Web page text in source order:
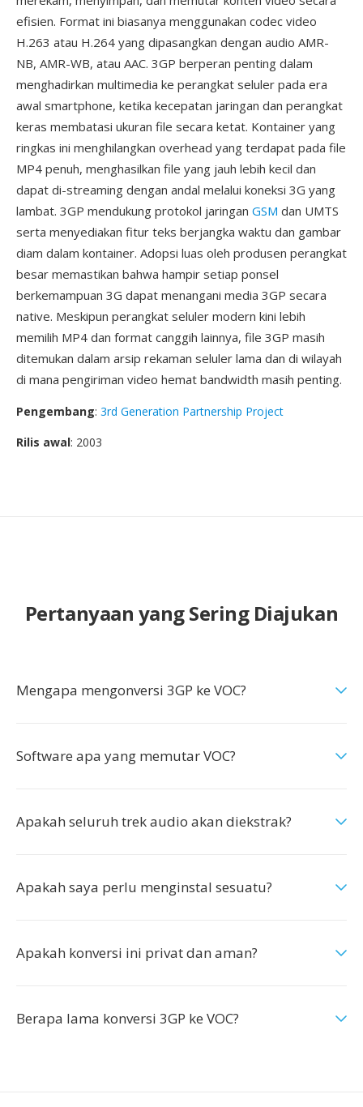
efisien. Format ini biasanya menggunakan codec video
H.263 atau H.264 yang dipasangkan dengan audio AMR-
NB, AMR-WB, atau AAC. 3GP berperan penting dalam
menghadirkan multimedia ke perangkat seluler pada era
awal smartphone, ketika kecepatan jaringan dan perangkat
keras membatasi ukuran file secara ketat. Kontainer yang
ringkas ini menghilangkan overhead yang terdapat pada file
MP4 penuh, menghasilkan file yang jauh lebih kecil dan
dapat di-streaming dengan andal melalui koneksi 3G yang
lambat. 3GP mendukung protokol jaringan GSM dan UMTS
serta menyediakan fitur teks berjangka waktu dan gambar
diam dalam kontainer. Adopsi luas oleh produsen perangkat
besar memastikan bahwa hampir setiap ponsel
berkemampuan 3G dapat menangani media 3GP secara
native. Meskipun perangkat seluler modern kini lebih
memilih MP4 dan format canggih lainnya, file 3GP masih
ditemukan dalam arsip rekaman seluler lama dan di wilayah
di mana pengiriman video hemat bandwidth masih penting.
Pengembang: 3rd Generation Partnership Project
Rilis awal: 2003
Pertanyaan yang Sering Diajukan
Mengapa mengonversi 3GP ke VOC?
Software apa yang memutar VOC?
Apakah seluruh trek audio akan diekstrak?
Apakah saya perlu menginstal sesuatu?
Apakah konversi ini privat dan aman?
Berapa lama konversi 3GP ke VOC?